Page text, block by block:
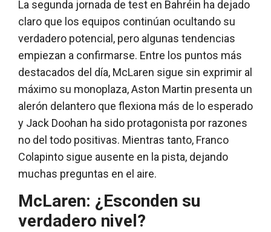
La segunda jornada de test en Bahréin ha dejado
claro que los equipos continúan ocultando su
verdadero potencial, pero algunas tendencias
empiezan a confirmarse. Entre los puntos más
destacados del día, McLaren sigue sin exprimir al
máximo su monoplaza, Aston Martin presenta un
alerón delantero que flexiona más de lo esperado
y Jack Doohan ha sido protagonista por razones
no del todo positivas. Mientras tanto, Franco
Colapinto sigue ausente en la pista, dejando
muchas preguntas en el aire.
McLaren: ¿Esconden su
verdadero nivel?